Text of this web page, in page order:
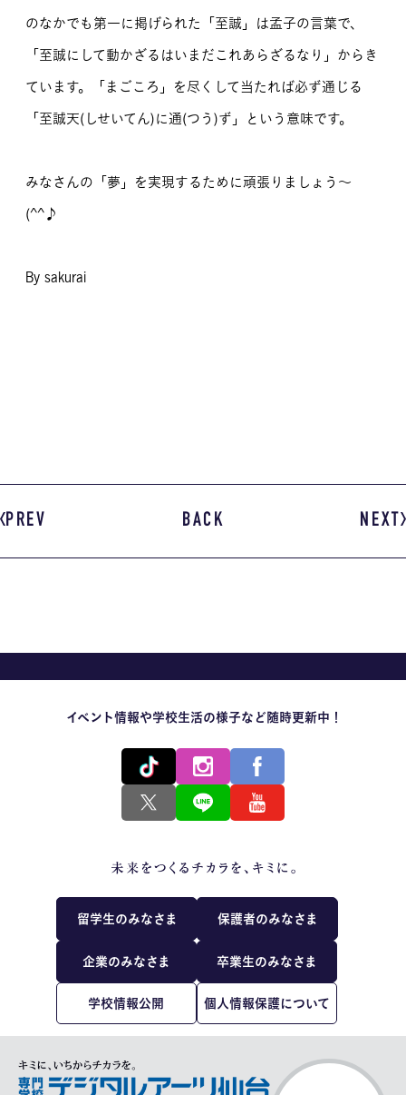
のなかでも第一に掲げられた「至誠」は孟子の言葉で、
「至誠にして動かざるはいまだこれあらざるなり」からき
ています。「まごころ」を尽くして当たれば必ず通じる
「至誠天(しせいてん)に通(つう)ず」という意味です。
みなさんの「夢」を実現するために頑張りましょう～
(^^♪
By sakurai
PREV BACK NEXT
イベント情報や学校生活の様子など随時更新中！
留学生のみなさま 保護者のみなさま
企業のみなさま 卒業生のみなさま
学校情報公開 個人情報保護について